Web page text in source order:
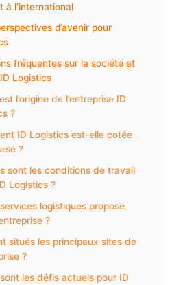
à l’international
d’avenir pour
fréquentes sur la société et
Logistics
l’origine de l’entreprise ID
?
ID Logistics est-elle cotée
?
sont les conditions de travail
Logistics ?
logistiques propose
?
situés les principaux sites de
?
les défis actuels pour ID